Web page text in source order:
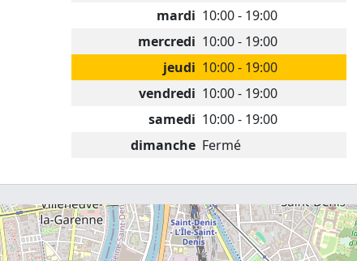
mardi 10:00 - 19:00
mercredi 10:00 - 19:00
jeudi 10:00 - 19:00
vendredi 10:00 - 19:00
samedi 10:00 - 19:00
dimanche Fermé